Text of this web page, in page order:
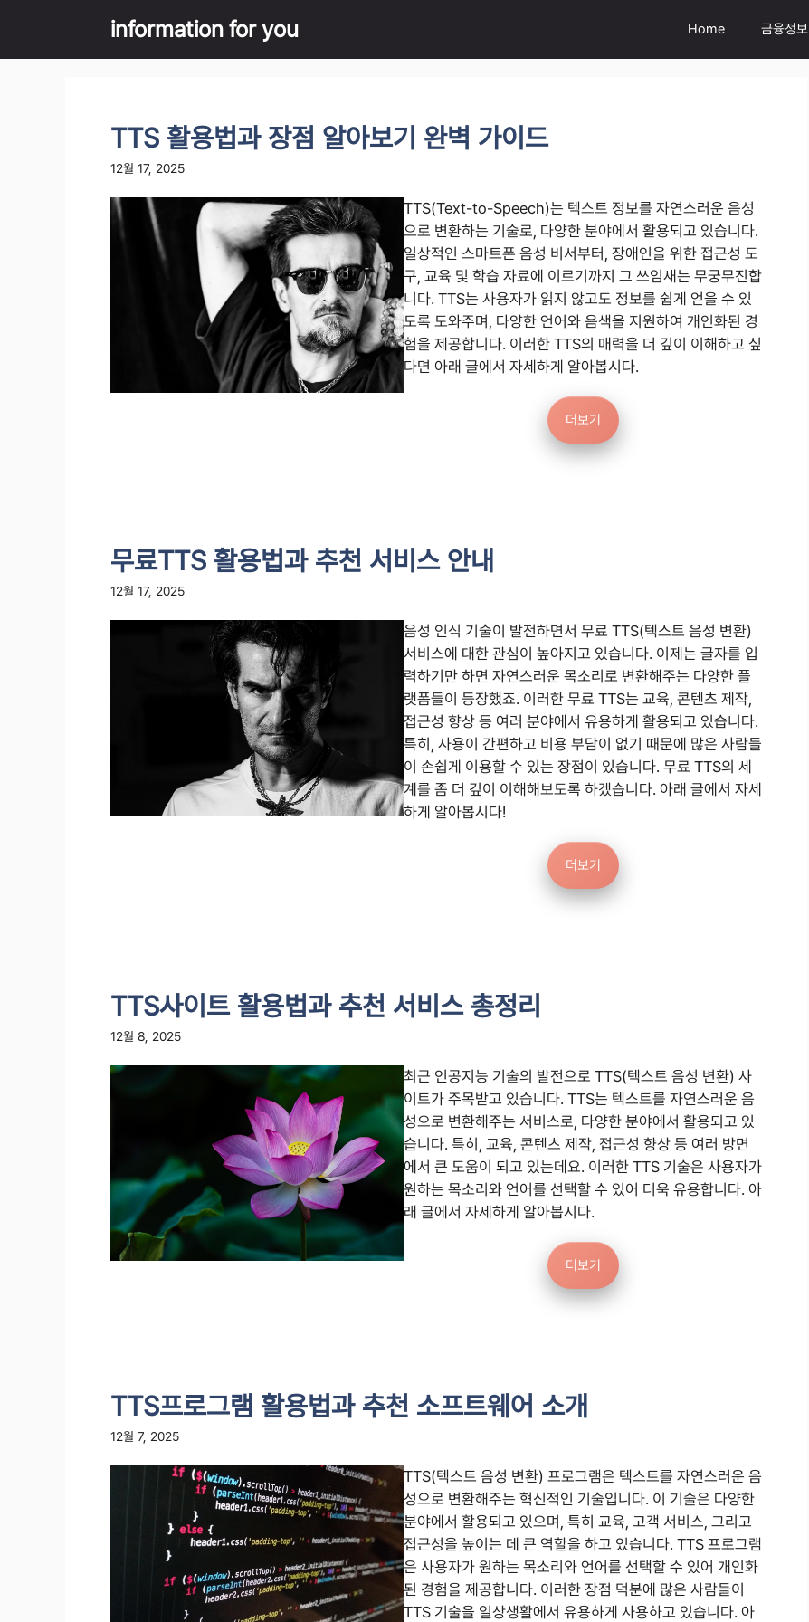
content
information for you Home 금융정보
TTS 활용법과 장점 알아보기 완벽 가이드
12월 17, 2025
TTS(Text-to-Speech)는 텍스트 정보를 자연스러운 음성
으로 변환하는 기술로, 다양한 분야에서 활용되고 있습니다.
일상적인 스마트폰 음성 비서부터, 장애인을 위한 접근성 도
구, 교육 및 학습 자료에 이르기까지 그 쓰임새는 무궁무진합
니다. TTS는 사용자가 읽지 않고도 정보를 쉽게 얻을 수 있
도록 도와주며, 다양한 언어와 음색을 지원하여 개인화된 경
험을 제공합니다. 이러한 TTS의 매력을 더 깊이 이해하고 싶
다면 아래 글에서 자세하게 알아봅시다.
더보기
무료TTS 활용법과 추천 서비스 안내
12월 17, 2025
음성 인식 기술이 발전하면서 무료 TTS(텍스트 음성 변환)
서비스에 대한 관심이 높아지고 있습니다. 이제는 글자를 입
력하기만 하면 자연스러운 목소리로 변환해주는 다양한 플
랫폼들이 등장했죠. 이러한 무료 TTS는 교육, 콘텐츠 제작,
접근성 향상 등 여러 분야에서 유용하게 활용되고 있습니다.
특히, 사용이 간편하고 비용 부담이 없기 때문에 많은 사람들
이 손쉽게 이용할 수 있는 장점이 있습니다. 무료 TTS의 세
계를 좀 더 깊이 이해해보도록 하겠습니다. 아래 글에서 자세
하게 알아봅시다!
더보기
TTS사이트 활용법과 추천 서비스 총정리
12월 8, 2025
최근 인공지능 기술의 발전으로 TTS(텍스트 음성 변환) 사
이트가 주목받고 있습니다. TTS는 텍스트를 자연스러운 음
성으로 변환해주는 서비스로, 다양한 분야에서 활용되고 있
습니다. 특히, 교육, 콘텐츠 제작, 접근성 향상 등 여러 방면
에서 큰 도움이 되고 있는데요. 이러한 TTS 기술은 사용자가
원하는 목소리와 언어를 선택할 수 있어 더욱 유용합니다. 아
래 글에서 자세하게 알아봅시다.
더보기
TTS프로그램 활용법과 추천 소프트웨어 소개
12월 7, 2025
TTS(텍스트 음성 변환) 프로그램은 텍스트를 자연스러운 음
성으로 변환해주는 혁신적인 기술입니다. 이 기술은 다양한
분야에서 활용되고 있으며, 특히 교육, 고객 서비스, 그리고
접근성을 높이는 데 큰 역할을 하고 있습니다. TTS 프로그램
은 사용자가 원하는 목소리와 언어를 선택할 수 있어 개인화
된 경험을 제공합니다. 이러한 장점 덕분에 많은 사람들이
TTS 기술을 일상생활에서 유용하게 사용하고 있습니다. 아